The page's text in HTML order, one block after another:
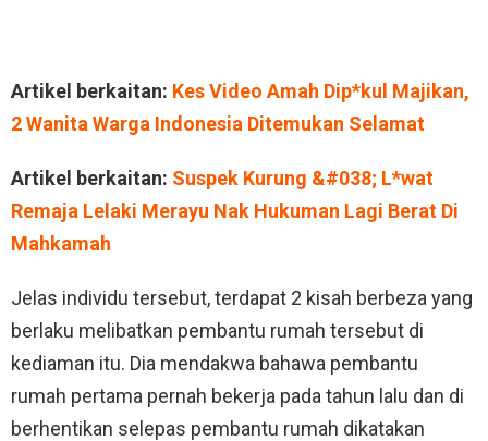
Artikel berkaitan: Kes Video Amah Dip*kul Majikan,
2 Wanita Warga Indonesia Ditemukan Selamat
Artikel berkaitan: Suspek Kurung &#038; L*wat
Remaja Lelaki Merayu Nak Hukuman Lagi Berat Di
Mahkamah
Jelas individu tersebut, terdapat 2 kisah berbeza yang
berlaku melibatkan pembantu rumah tersebut di
kediaman itu. Dia mendakwa bahawa pembantu
rumah pertama pernah bekerja pada tahun lalu dan di
berhentikan selepas pembantu rumah dikatakan